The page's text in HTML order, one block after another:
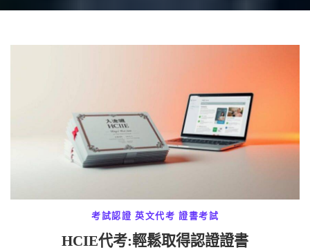
考試認證 英文代考 證書考試
HCIE代考:輕鬆取得認證證書